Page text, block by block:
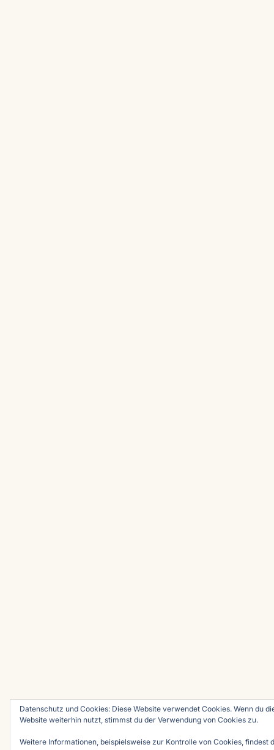
Datenschutz und Cookies: Diese Website verwendet Cookies. Wenn du
Website weiterhin nutzt, stimmst du der Verwendung von Cookies zu.
Weitere Informationen, beispielsweise zur Kontrolle von Cookies, findest